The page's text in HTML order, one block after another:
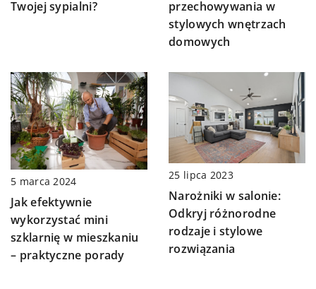
Twojej sypialni?
przechowywania w
stylowych wnętrzach
domowych
5 marca 2024
Jak efektywnie
wykorzystać mini
szklarnię w mieszkaniu
– praktyczne porady
25 lipca 2023
Narożniki w salonie:
Odkryj różnorodne
rodzaje i stylowe
rozwiązania